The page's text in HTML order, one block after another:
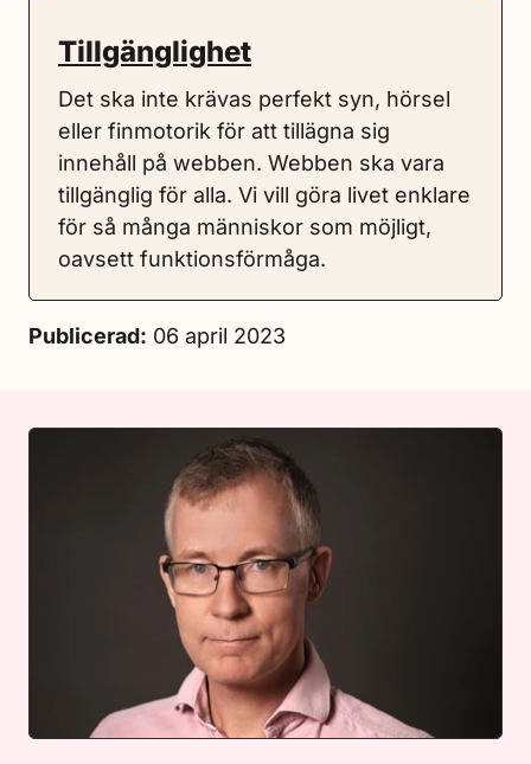
Tillgänglighet
Det ska inte krävas perfekt syn, hörsel
eller finmotorik för att tillägna sig
innehåll på webben. Webben ska vara
tillgänglig för alla. Vi vill göra livet enklare
för så många människor som möjligt,
oavsett funktionsförmåga.
Publicerad: 06 april 2023